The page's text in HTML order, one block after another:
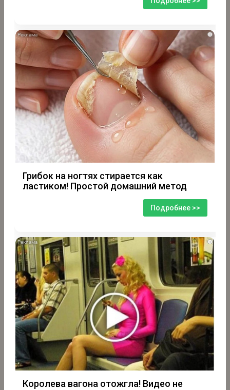
i
Грибок на ногтях стирается как
ластиком! Простой домашний метод
Подробнее >>
i
Королева вагона отожгла! Видео не